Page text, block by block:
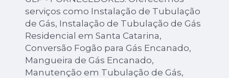
serviços como Instalação de Tubulação
de Gás, Instalação de Tubulação de Gás
Residencial em Santa Catarina,
Conversão Fogão para Gás Encanado,
Mangueira de Gás Encanado,
Manutenção em Tubulação de Gás,